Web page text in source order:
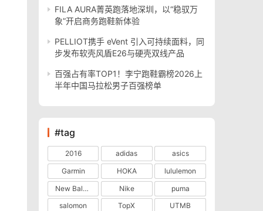
FILA AURA菁英跑落地深圳，以“稳驭万
象”开启商务跑鞋新体验
PELLIOT携手 eVent 引入可持续面料，同
步发布软壳风盾E26与硬壳双线产品
百强占有率TOP1！李宁跑鞋霸榜2026上
半年中国马拉松男子百强榜单
#tag
2016 adidas
asics
Garmin
HOKA
lululemon
New Balance
Nike
puma
salomon
TopX
UTMB